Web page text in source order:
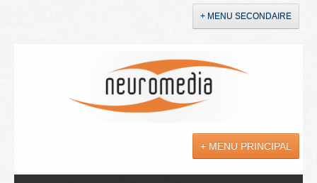
+ MENU SECONDAIRE
+ MENU PRINCIPAL